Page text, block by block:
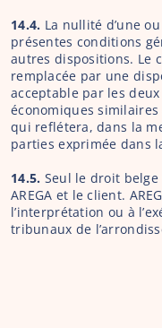
14.4. La nullité d’une
présentes conditions
autres dispositions. Le
remplacée par une
acceptable par les
économiques
qui reflétera, dans la
parties exprimée dans
14.5. Seul le droit
AREGA et le client.
l’interprétation ou à
tribunaux de